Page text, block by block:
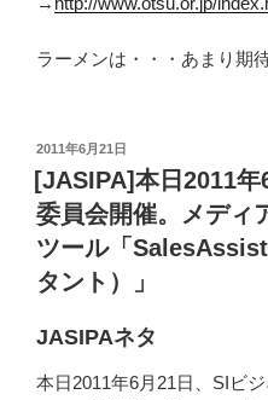
ラーメンは・・・あまり期
投
稿
日:
2011年6月21日
[JASIPA]本日2011年
委員会開催。メディ
ツール「
タント）」
JASIPAネタ
本日2011年6月21日、SIビ